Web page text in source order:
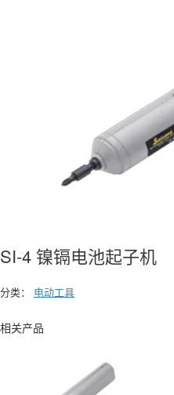
SI-4 镍镉电池起子机
分类： 电动工具
相关产品